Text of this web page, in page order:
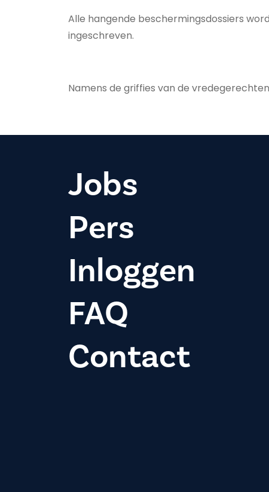
Alle hangende beschermingsdossiers
ingeschreven.
Namens de griffies van de
Jobs
Pers
Inloggen
FAQ
Contact